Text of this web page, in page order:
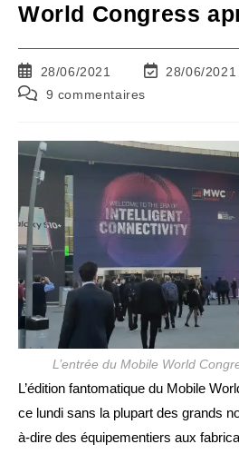
World Congress
Publication
publiée :
28/06/2021
Dernière
publication :
28/06/2021
Commentaires
publication :
9 commentaires
L’entrée du Mobile World
L’édition fantomatique du Mobile
ce lundi sans la plupart des grands
à-dire des équipementiers aux